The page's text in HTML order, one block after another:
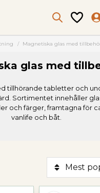
Magnetiska glas med
glas med
tillhörande tabletter och
Sortimentet innehåller
och färger, framtagna för
vanlife och båt.
Mest